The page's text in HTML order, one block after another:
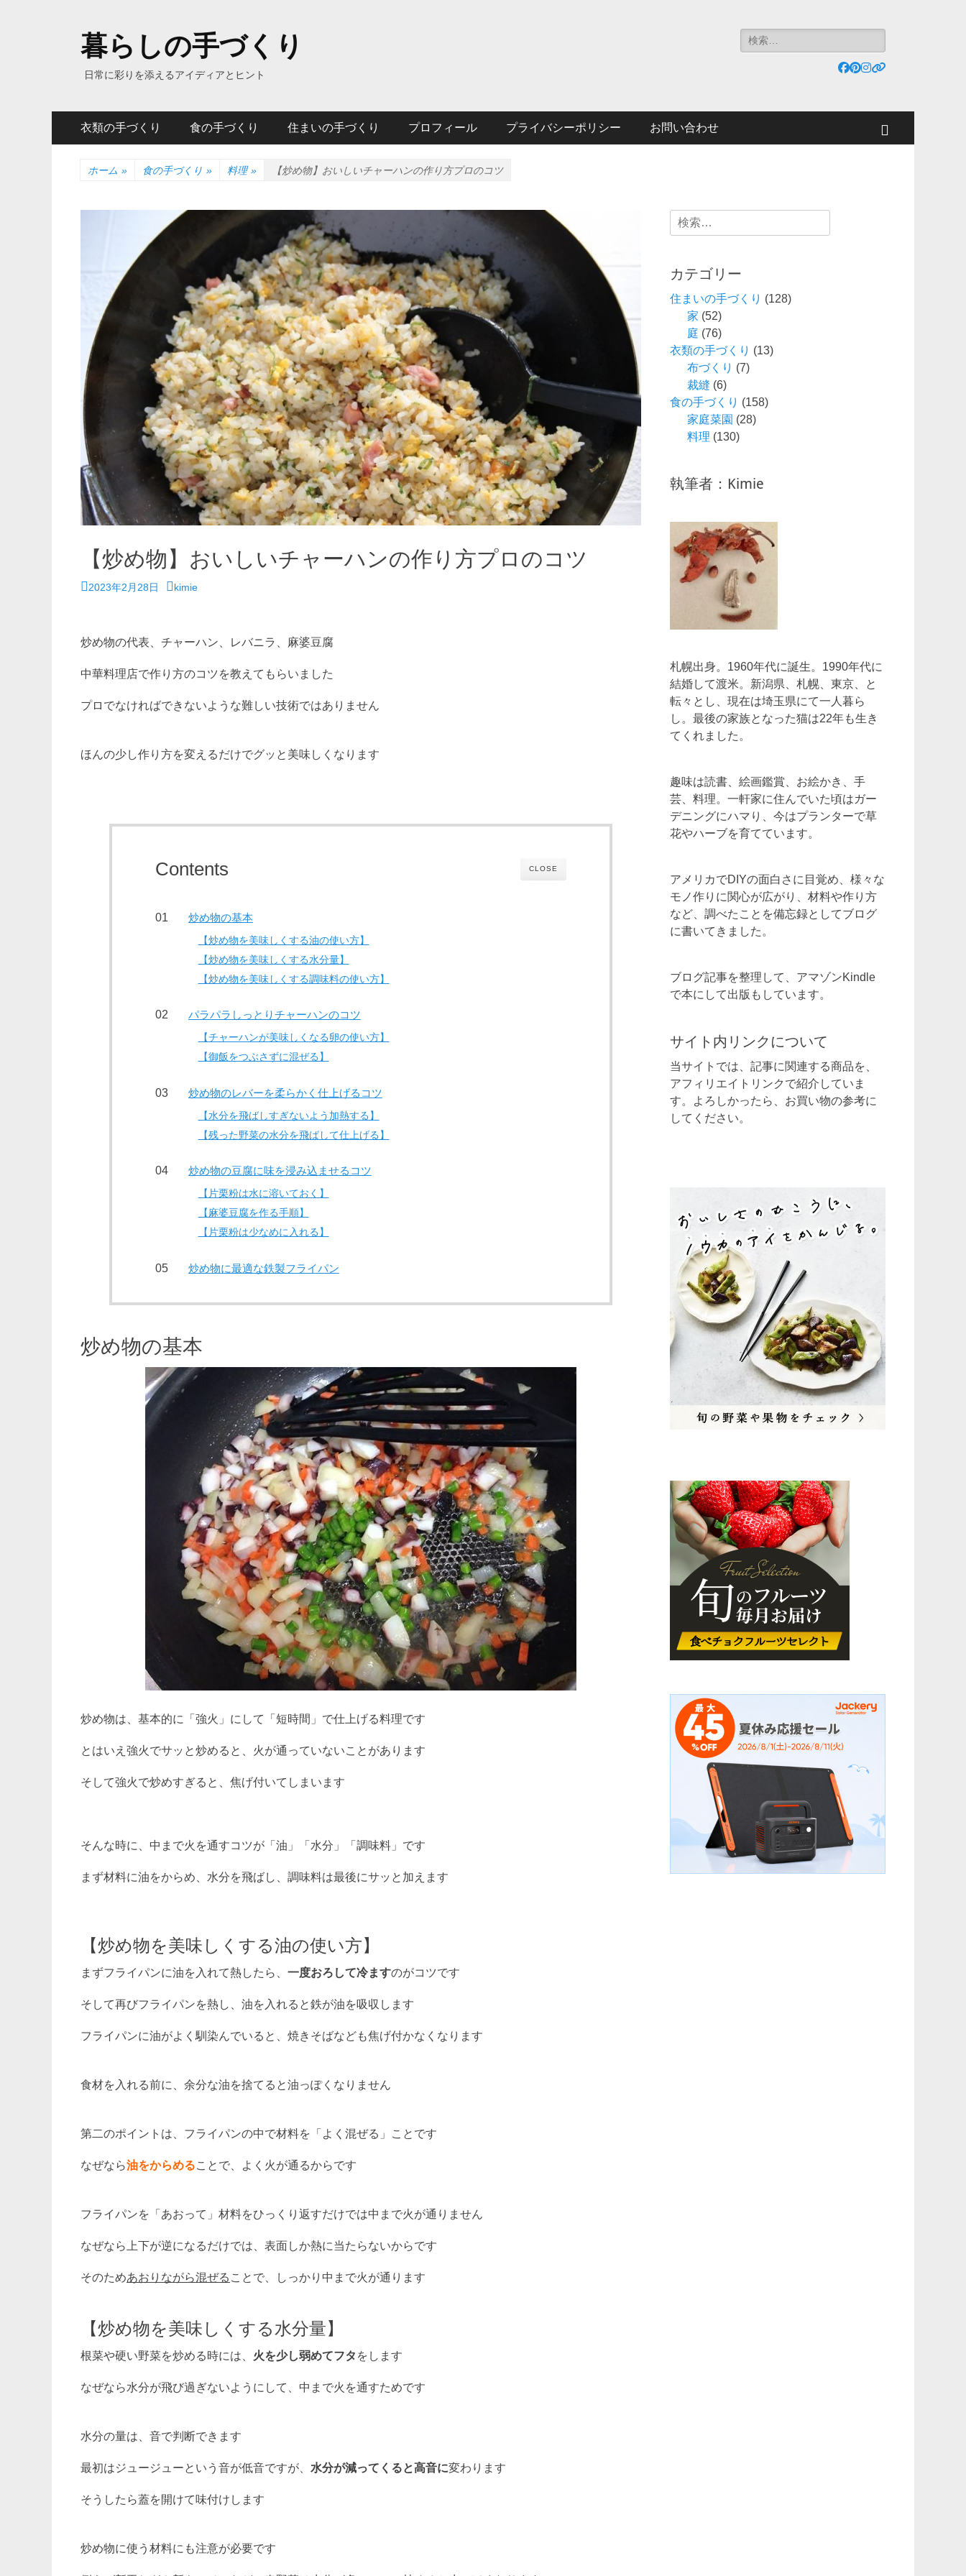
暮らしの手づくり
日常に彩りを添えるアイディアとヒント
検
索:
Facebook
Pinterest
Instagram
リ
メ
イ
衣類の手づくり 食の手づくり 住まいの手づくり プロフィール プライバシーポリシー お問い合わせ
ホーム » 食の手づくり » 料理 » 【炒め物】おいしいチャーハンの作り方プロのコツ
【炒め物】おいしいチャーハンの作り方プロのコツ
投2023年2月28日
投kimie
炒め物の代表、チャーハン、レバニラ、麻婆豆腐
中華料理店で作り方のコツを教えてもらいました
プロでなければできないような難しい技術ではありません
ほんの少し作り方を変えるだけでグッと美味しくなります
CLOSE
Contents
炒め物の基本
【炒め物を美味しくする油の使い方】
【炒め物を美味しくする水分量】
【炒め物を美味しくする調味料の使い方】
パラパラしっとりチャーハンのコツ
【チャーハンが美味しくなる卵の使い方】
【御飯をつぶさずに混ぜる】
炒め物のレバーを柔らかく仕上げるコツ
【水分を飛ばしすぎないよう加熱する】
【残った野菜の水分を飛ばして仕上げる】
炒め物の豆腐に味を浸み込ませるコツ
【片栗粉は水に溶いておく】
【麻婆豆腐を作る手順】
【片栗粉は少なめに入れる】
炒め物に最適な鉄製フライパン
炒め物の基本
炒め物は、基本的に「強火」にして「短時間」で仕上げる料理です
とはいえ強火でサッと炒めると、火が通っていないことがあります
そして強火で炒めすぎると、焦げ付いてしまいます
そんな時に、中まで火を通すコツが「油」「水分」「調味料」です
まず材料に油をからめ、水分を飛ばし、調味料は最後にサッと加えます
【炒め物を美味しくする油の使い方】
まずフライパンに油を入れて熱したら、 一度おろして冷ますのがコツです
そして再びフライパンを熱し、油を入れると鉄が油を吸収します
フライパンに油がよく馴染んでいると、焼きそばなども焦げ付かなくなります
食材を入れる前に、余分な油を捨てると油っぽくなりません
第二のポイントは、フライパンの中で材料を「よく混ぜる」ことです
なぜなら油をからめることで、よく火が通るからです
フライパンを「あおって」材料をひっくり返すだけでは中まで火が通りません
なぜなら上下が逆になるだけでは、表面しか熱に当たらないからです
そのためあおりながら混ぜる ことで、しっかり中まで火が通ります
【炒め物を美味しくする水分量】
根菜や硬い野菜を炒める時には、 火を少し弱めてフタ をします
なぜなら水分が飛び過ぎないようにして、中まで火を通すためです
水分の量は、音で判断できます
最初はジュージューという音が低音ですが、 水分が減ってくると高音に変わります
そうしたら蓋を開けて味付けします
炒め物に使う材料にも注意が必要です
検
索:
カテゴリー
住まいの手づくり (128)
家 (52)
庭 (76)
衣類の手づくり (13)
布づくり (7)
裁縫 (6)
食の手づくり (158)
家庭菜園 (28)
料理 (130)
執筆者：Kimie
札幌出身。1960年代に誕生。1990年代に
結婚して渡米。新潟県、札幌、東京、と
転々とし、現在は埼玉県にて一人暮ら
し。最後の家族となった猫は22年も生き
てくれました。
趣味は読書、絵画鑑賞、お絵かき、手
芸、料理。一軒家に住んでいた頃はガー
デニングにハマり、今はプランターで草
花やハーブを育てています。
アメリカでDIYの面白さに目覚め、様々な
モノ作りに関心が広がり、材料や作り方
など、調べたことを備忘録としてブログ
に書いてきました。
ブログ記事を整理して、アマゾンKindle
で本にして出版もしています。
サイト内リンクについて
当サイトでは、記事に関連する商品を、
アフィリエイトリンクで紹介していま
す。よろしかったら、お買い物の参考に
してください。